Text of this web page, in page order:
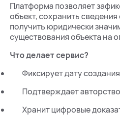
Платформа позволяет
объект, сохранить
получить юридически
существования объекта на
Что делает сервис?
Фиксирует дату
Подтверждает авторство
Хранит цифровые